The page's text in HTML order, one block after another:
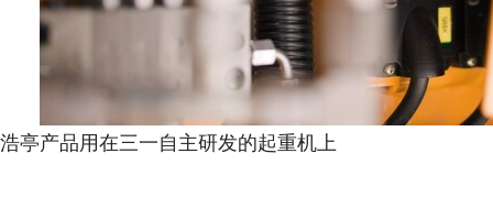
浩亭产品用在三一自主研发的起重机上